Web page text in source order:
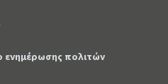
ενημέρωσης πολιτών